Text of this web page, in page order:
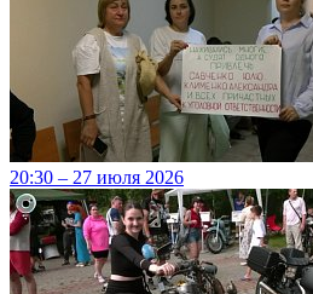
20:30 – 27 июля 2026